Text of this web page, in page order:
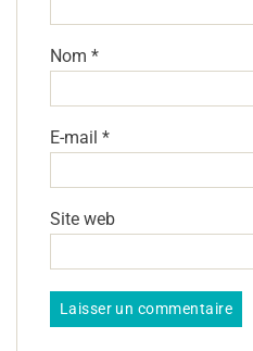
Nom *
E-mail *
Site web